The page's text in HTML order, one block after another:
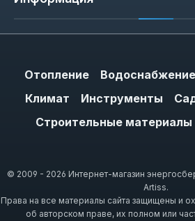
Отопление Водоснабжение
Климат
Инструменты
Строительные материалы
© 2009 - 2026 Интернет-магазин
Artiss.
Права на все материалы сайта защищены и
об авторском праве, их полном или